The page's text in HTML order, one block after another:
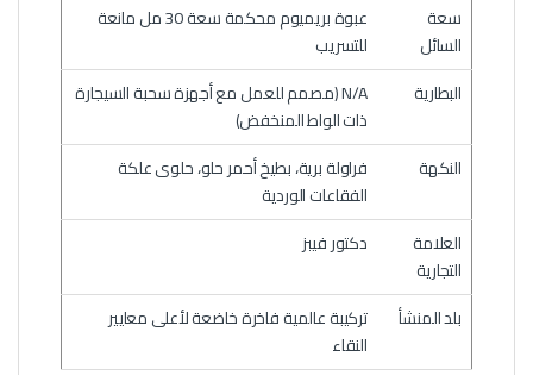
سعة
السائل
عبوة بريميوم محكمة سعة 30 مل مانعة
للتسريب
البطارية
N/A (مصمم للعمل مع أجهزة سحبة السيجارة
ذات الواط المنخفض)
النكهة
فراولة برية، بطيخ أحمر حلو، حلوى علكة
الفقاعات الوردية
العلامة
التجارية
دكتور فيبز
بلد المنشأ
تركيبة عالمية فاخرة خاضعة لأعلى معايير
النقاء